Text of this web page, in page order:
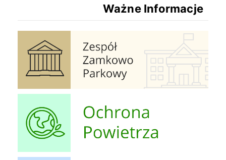
Ważne Informacje